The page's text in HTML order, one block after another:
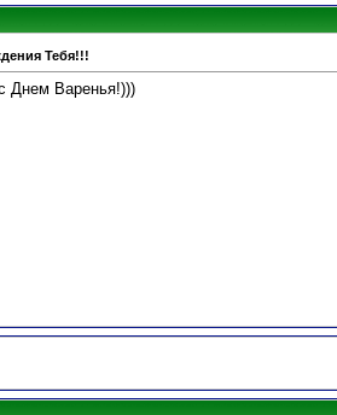
Тебя!!!
Днем Варенья!)))